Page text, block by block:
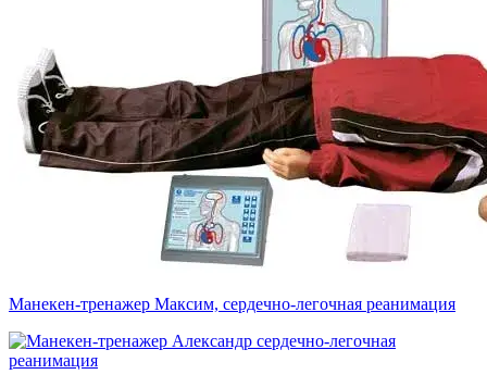
Манекен-тренажер Максим, сердечно-легочная реанимация